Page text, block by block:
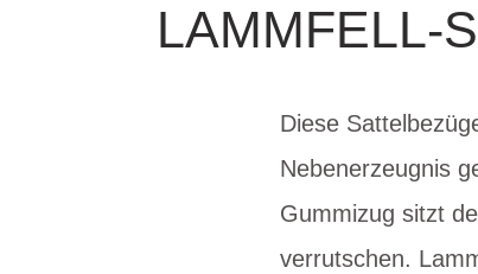
LAMMFELL-
Diese
Nebenerzeugnis
Gummizug sitzt
verrutschen.